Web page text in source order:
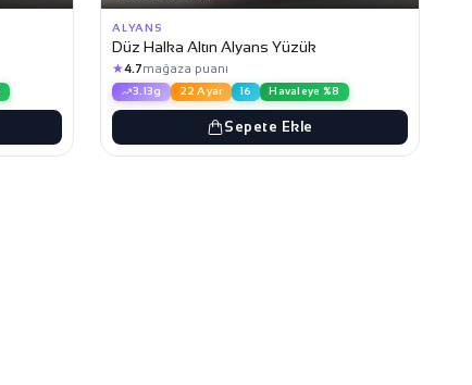
ALYANS
Düz Halka Altın Alyans Yüzük
★4.7mağaza puanı
3.13g 22 Ayar 16 Havaleye %8
Sepete Ekle